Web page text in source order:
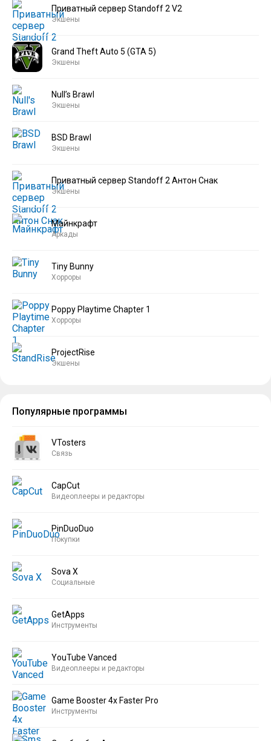
Приватный сервер Standoff 2 V2
Экшены
Grand Theft Auto 5 (GTA 5)
Экшены
Null’s Brawl
Экшены
BSD Brawl
Экшены
Приватный сервер Standoff 2 Антон Снак
Экшены
Майнкрафт
Аркады
Tiny Bunny
Хорроры
Poppy Playtime Chapter 1
Хорроры
ProjectRise
Экшены
Популярные программы
VTosters
Связь
CapCut
Видеоплееры и редакторы
PinDuoDuo
Покупки
Sova X
Социальные
GetApps
Инструменты
YouTube Vanced
Видеоплееры и редакторы
Game Booster 4x Faster Pro
Инструменты